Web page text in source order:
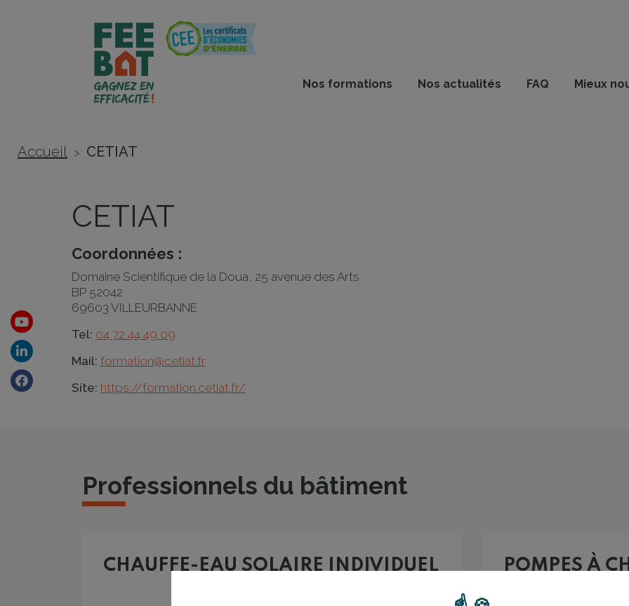
Nos formations Nos actualités FAQ Mieux
Accueil > CETIAT
CETIAT
Coordonnées :
Domaine Scientifique de la Doua, 25 avenue des Arts
BP 52042
69603 VILLEURBANNE
Tel: 04 72 44 49 09
Mail: formation@cetiat.fr
Site: https://formation.cetiat.fr/
Professionnels du bâtiment
CHAUFFE-EAU SOLAIRE INDIVIDUEL
POMPES À
Youtube
Linkedin
Facebook